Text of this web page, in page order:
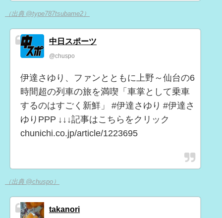
（出典 @type787tsubame2）
中日スポーツ
@chuspo
伊達さゆり、ファンとともに上野～仙台の6
時間超の列車の旅を満喫「車掌として乗車
するのはすごく新鮮」 #伊達さゆり #伊達さ
ゆりPPP ↓↓↓記事はこちらをクリック
chunichi.co.jp/article/1223695
（出典 @chuspo）
takanori